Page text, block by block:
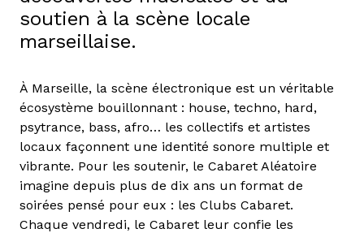
soutien à la scène locale
marseillaise.
À Marseille, la scène électronique est un véritable
écosystème bouillonnant : house, techno, hard,
psytrance, bass, afro… les collectifs et artistes
locaux façonnent une identité sonore multiple et
vibrante. Pour les soutenir, le Cabaret Aléatoire
imagine depuis plus de dix ans un format de
soirées pensé pour eux : les Clubs Cabaret.
Chaque vendredi, le Cabaret leur confie les